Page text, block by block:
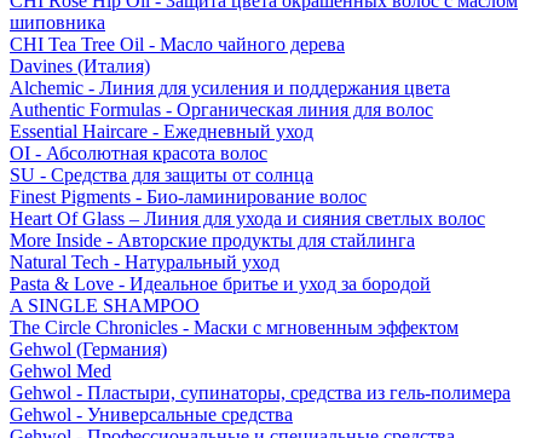
шиповника
CHI Tea Tree Oil - Масло чайного дерева
Davines (Италия)
Alchemic - Линия для усиления и поддержания цвета
Authentic Formulas - Органическая линия для волос
Essential Haircare - Eжедневный уход
OI - Абсолютная красота волос
SU - Средства для защиты от солнца
Finest Pigments - Био-ламинирование волос
Heart Of Glass – Линия для ухода и сияния светлых волос
More Inside - Авторские продукты для стайлинга
Natural Tech - Натуральный уход
Pasta & Love - Идеальное бритье и уход за бородой
A SINGLE SHAMPOO
The Circle Chronicles - Маски с мгновенным эффектом
Gehwol (Германия)
Gehwol Med
Gehwol - Пластыри, супинаторы, средства из гель-полимера
Gehwol - Универсальные средства